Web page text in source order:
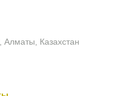
Казахстан